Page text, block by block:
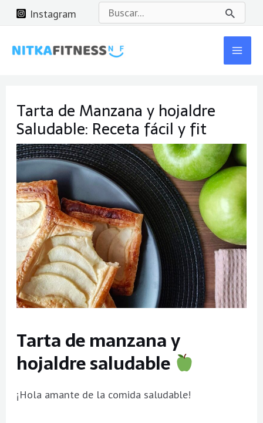
Instagram
Buscar
por:
Tarta de Manzana y hojaldre
Saludable: Receta fácil y fit
Tarta de manzana y
hojaldre saludable
¡Hola amante de la comida saludable!
de
entradas